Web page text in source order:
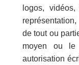
logos,
de tout ou
moyen ou le
autorisation